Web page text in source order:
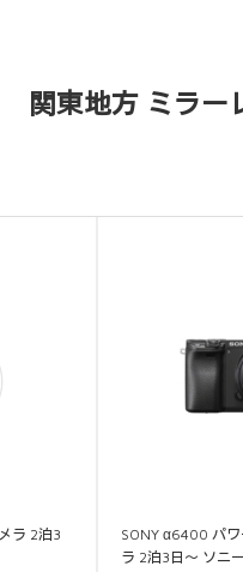
関東地方 ミラー
ラ 2泊3
SONY α6400 パ
ラ 2泊3日～ ソニ